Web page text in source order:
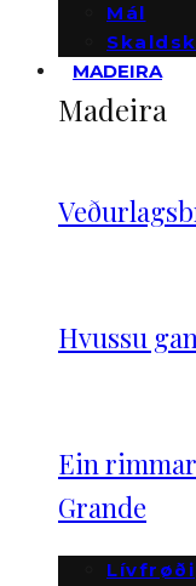
Mál
MADEIRA
Madeira
Hvussu
Ein
Grande
Lívfrøði